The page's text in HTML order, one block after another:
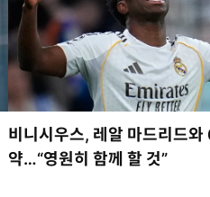
비니시우스, 레알 마드리드와
약…“영원히 함께 할 것”